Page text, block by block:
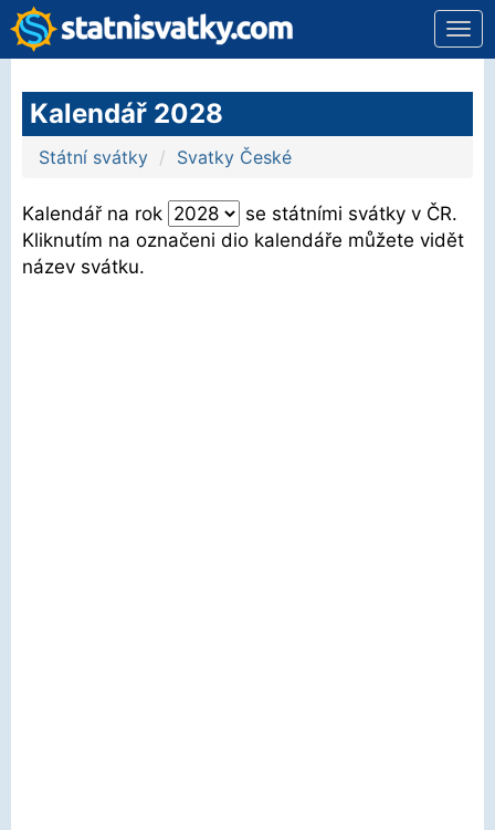
Kalendář 2028
Státní svátky Svatky České
Kalendář na rok
se státními svátky v ČR.
Kliknutím na označeni dio kalendáře můžete vidět
název svátku.